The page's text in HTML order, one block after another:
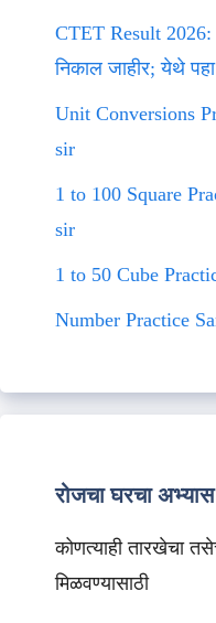
CTET Result 2026:
निकाल जाहीर; येथे
Unit Conversions
sir
1 to 100 Square
sir
1 to 50 Cube
Number Practice
रोजचा घरचा
कोणत्याही तारखेचा
मिळवण्यासाठी